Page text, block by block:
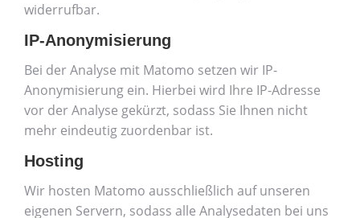
widerrufbar.
IP-Anonymisierung
Bei der Analyse mit Matomo setzen wir IP-
Anonymisierung ein. Hierbei wird Ihre IP-Adresse
vor der Analyse gekürzt, sodass Sie Ihnen nicht
mehr eindeutig zuordenbar ist.
Hosting
Wir hosten Matomo ausschließlich auf unseren
eigenen Servern, sodass alle Analysedaten bei uns